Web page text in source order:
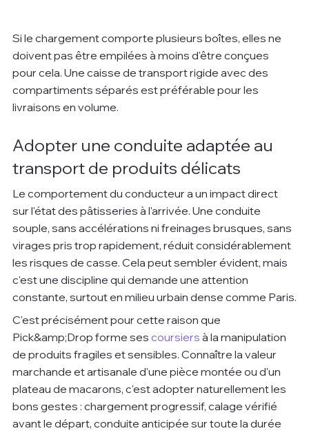
Si le chargement comporte plusieurs boîtes, elles ne
doivent pas être empilées à moins d'être conçues
pour cela. Une caisse de transport rigide avec des
compartiments séparés est préférable pour les
livraisons en volume.
Adopter une conduite adaptée au
transport de produits délicats
Le comportement du conducteur a un impact direct
sur l'état des pâtisseries à l'arrivée. Une conduite
souple, sans accélérations ni freinages brusques, sans
virages pris trop rapidement, réduit considérablement
les risques de casse. Cela peut sembler évident, mais
c'est une discipline qui demande une attention
constante, surtout en milieu urbain dense comme Paris.
C'est précisément pour cette raison que
Pick&amp;Drop forme ses coursiers à la manipulation
de produits fragiles et sensibles. Connaître la valeur
marchande et artisanale d'une pièce montée ou d'un
plateau de macarons, c'est adopter naturellement les
bons gestes : chargement progressif, calage vérifié
avant le départ, conduite anticipée sur toute la durée